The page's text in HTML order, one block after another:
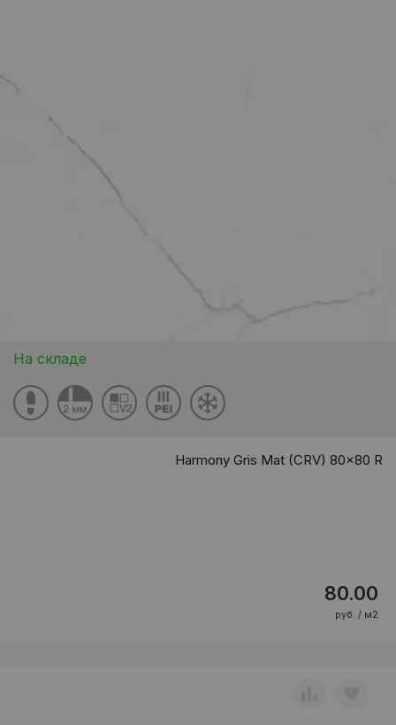
На складе
Harmony Gris Mat (CRV) 80x80 R
80.00
руб. / м2